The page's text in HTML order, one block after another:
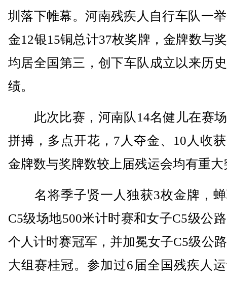
圳落下帷幕。河南残疾人自行车队一
金12银15铜总计37枚奖牌，金牌数与
均居全国第三，创下车队成立以来历
绩。
此次比赛，河南队14名健儿在赛
拼搏，多点开花，7人夺金、10人收
金牌数与奖牌数较上届残运会均有重大
名将季子贤一人独获3枚金牌，蝉
C5级场地500米计时赛和女子C5级公
个人计时赛冠军，并加冕女子C5级公
大组赛桂冠。参加过6届全国残疾人